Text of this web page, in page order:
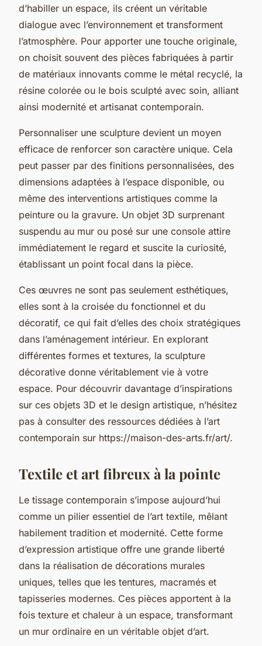
d’habiller un espace, ils créent un véritable
dialogue avec l’environnement et transforment
l’atmosphère. Pour apporter une touche originale,
on choisit souvent des pièces fabriquées à partir
de matériaux innovants comme le métal recyclé, la
résine colorée ou le bois sculpté avec soin, alliant
ainsi modernité et artisanat contemporain.
Personnaliser une sculpture devient un moyen
efficace de renforcer son caractère unique. Cela
peut passer par des finitions personnalisées, des
dimensions adaptées à l’espace disponible, ou
même des interventions artistiques comme la
peinture ou la gravure. Un objet 3D surprenant
suspendu au mur ou posé sur une console attire
immédiatement le regard et suscite la curiosité,
établissant un point focal dans la pièce.
Ces œuvres ne sont pas seulement esthétiques,
elles sont à la croisée du fonctionnel et du
décoratif, ce qui fait d’elles des choix stratégiques
dans l’aménagement intérieur. En explorant
différentes formes et textures, la sculpture
décorative donne véritablement vie à votre
espace. Pour découvrir davantage d’inspirations
sur ces objets 3D et le design artistique, n’hésitez
pas à consulter des ressources dédiées à l’art
contemporain sur https://maison-des-arts.fr/art/.
Textile et art fibreux à la pointe
Le tissage contemporain s’impose aujourd’hui
comme un pilier essentiel de l’art textile, mêlant
habilement tradition et modernité. Cette forme
d’expression artistique offre une grande liberté
dans la réalisation de décorations murales
uniques, telles que les tentures, macramés et
tapisseries modernes. Ces pièces apportent à la
fois texture et chaleur à un espace, transformant
un mur ordinaire en un véritable objet d’art.